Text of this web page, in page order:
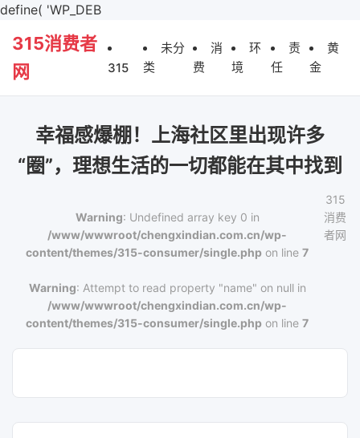
define( 'WP_DEB
315消费者
网
315
未分
类
消
费
环
境
责
任
黄
金
幸福感爆棚！上海社区里出现许多
“圈”，理想生活的一切都能在其中找到
Warning: Undefined array key 0 in
/www/wwwroot/chengxindian.com.cn/wp-
content/themes/315-consumer/single.php on line7
Warning: Attempt to read property "name" on null in
/www/wwwroot/chengxindian.com.cn/wp-
content/themes/315-consumer/single.php on line7
315
消费
者网